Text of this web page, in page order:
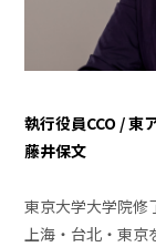
執行役員CCO / 東
藤井保文
東京大学大学院修
上海・台北・東